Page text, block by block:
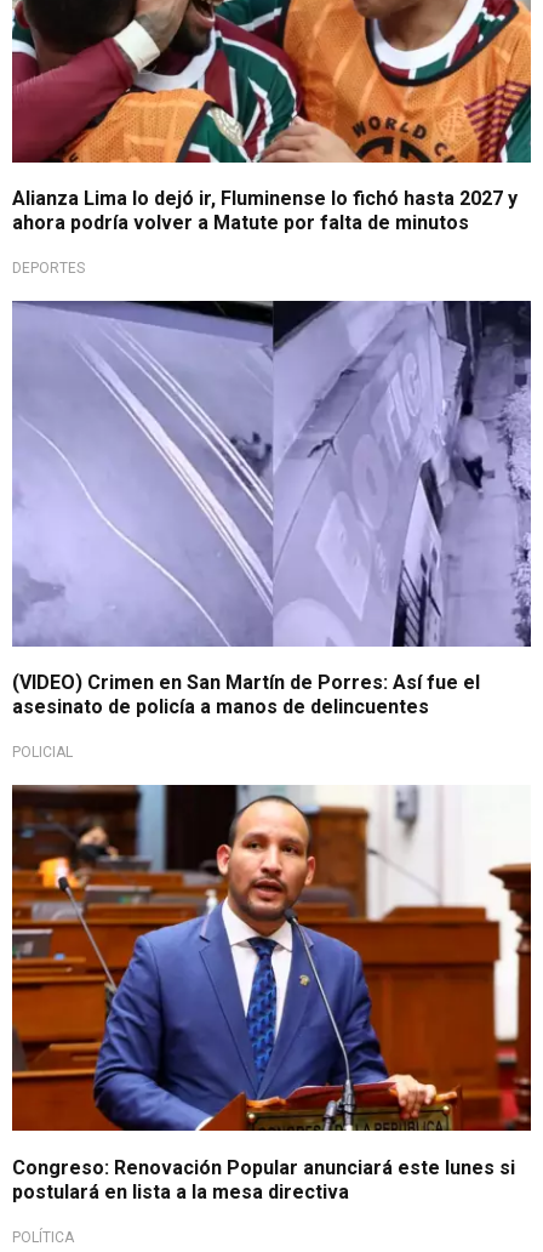
Alianza Lima lo dejó ir, Fluminense lo fichó hasta 2027 y
ahora podría volver a Matute por falta de minutos
DEPORTES
Delincuencia en Lima Norte
(VIDEO) Crimen en San Martín de Porres: Así fue el
asesinato de policía a manos de delincuentes
POLICIAL
Congreso: Renovación Popular anunciará este lunes si
postulará en lista a la mesa directiva
POLÍTICA